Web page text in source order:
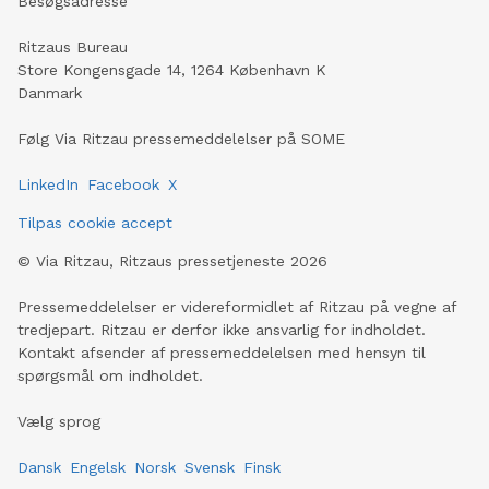
Ritzaus Bureau
Store Kongensgade 14, 1264 København K
Danmark
Følg Via Ritzau pressemeddelelser på SOME
LinkedIn Facebook X
Tilpas cookie accept
© Via Ritzau, Ritzaus pressetjeneste 2026
Pressemeddelelser er videreformidlet af Ritzau på vegne af
tredjepart. Ritzau er derfor ikke ansvarlig for indholdet.
Kontakt afsender af pressemeddelelsen med hensyn til
spørgsmål om indholdet.
Vælg sprog
Dansk Engelsk Norsk Svensk Finsk